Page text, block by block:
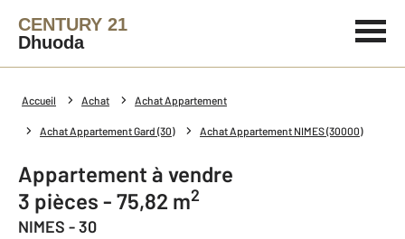
CENTURY 21
Dhuoda
Accueil Achat Achat Appartement
Achat Appartement Gard (30) Achat Appartement NIMES (30000)
Appartement à vendre
3 pièces - 75,82 m2
NIMES - 30